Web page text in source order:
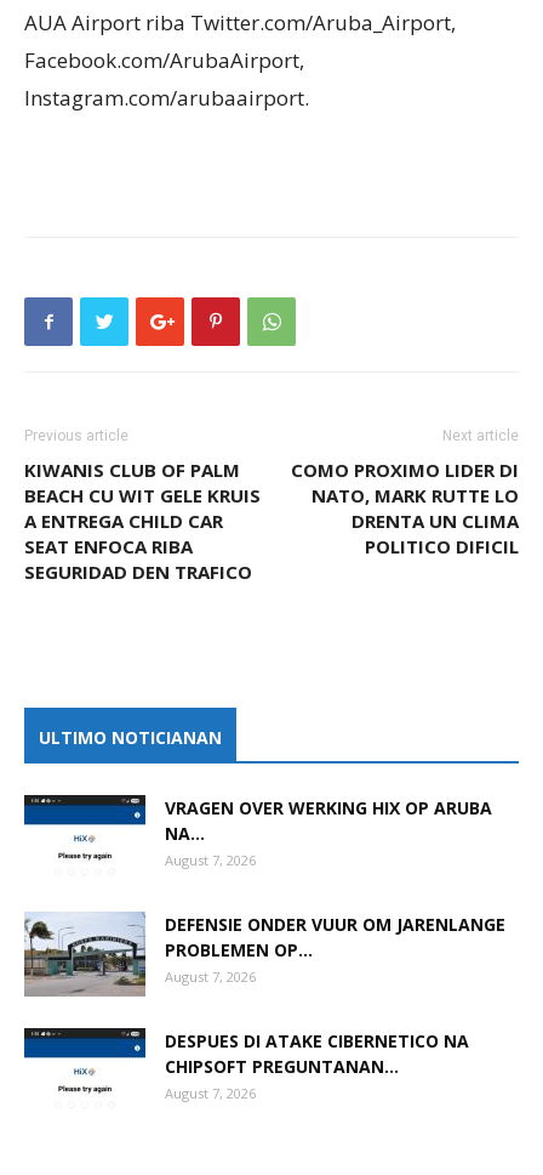
AUA Airport riba Twitter.com/Aruba_Airport,
Facebook.com/ArubaAirport,
Instagram.com/arubaairport.
Previous article
KIWANIS CLUB OF PALM
BEACH CU WIT GELE KRUIS
A ENTREGA CHILD CAR
SEAT ENFOCA RIBA
SEGURIDAD DEN TRAFICO
Next article
COMO PROXIMO LIDER DI
NATO, MARK RUTTE LO
DRENTA UN CLIMA
POLITICO DIFICIL
ULTIMO NOTICIANAN
VRAGEN OVER WERKING HIX OP ARUBA
NA...
August 7, 2026
DEFENSIE ONDER VUUR OM JARENLANGE
PROBLEMEN OP...
August 7, 2026
DESPUES DI ATAKE CIBERNETICO NA
CHIPSOFT PREGUNTANAN...
August 7, 2026